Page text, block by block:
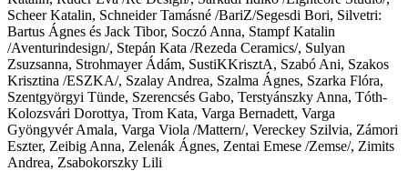
Scheer Katalin, Schneider Tamásné /BariZ/Segesdi Bori, Silvetri:
Bartus Ágnes és Jack Tibor, Soczó Anna, Stampf Katalin
/Aventurindesign/, Stepán Kata /Rezeda Ceramics/, Sulyan
Zsuzsanna, Strohmayer Ádám, SustiKKrisztA, Szabó Ani, Szakos
Krisztina /ESZKA/, Szalay Andrea, Szalma Ágnes, Szarka Flóra,
Szentgyörgyi Tünde, Szerencsés Gabo, Terstyánszky Anna, Tóth-
Kolozsvári Dorottya, Trom Kata, Varga Bernadett, Varga
Gyöngyvér Amala, Varga Viola /Mattern/, Vereckey Szilvia, Zámori
Eszter, Zeibig Anna, Zelenák Ágnes, Zentai Emese /Zemse/, Zimits
Andrea, Zsabokorszky Lili